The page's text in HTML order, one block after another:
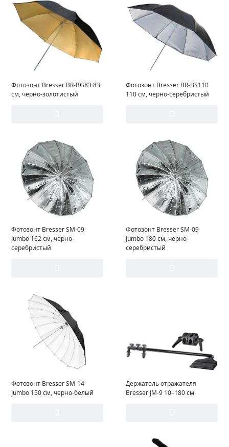
Фотозонт Bresser BR-BG83 83
см, черно-золотистый
Фотозонт Bresser BR-BS110
110 см, черно-серебристый
Фотозонт Bresser SM-09
Jumbo 162 см, черно-
серебристый
Фотозонт Bresser SM-09
Jumbo 180 см, черно-
серебристый
Фотозонт Bresser SM-14
Jumbo 150 см, черно-белый
Держатель отражателя
Bresser JM-9 10–180 см